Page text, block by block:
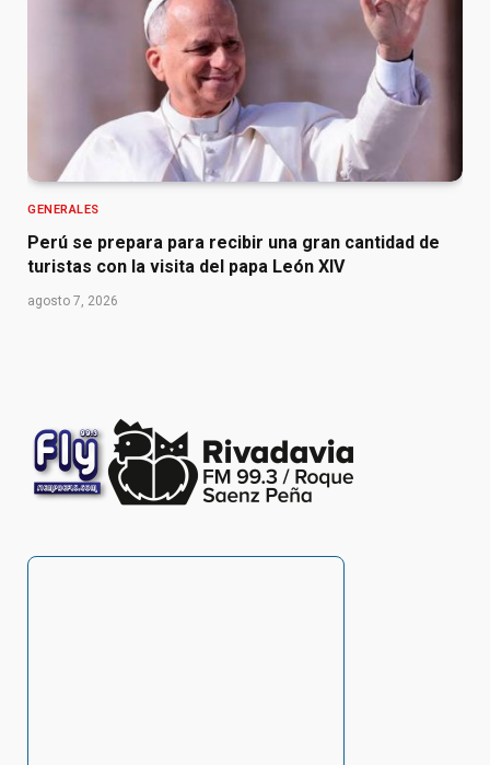
GENERALES
Perú se prepara para recibir una gran cantidad de
turistas con la visita del papa León XIV
agosto 7, 2026